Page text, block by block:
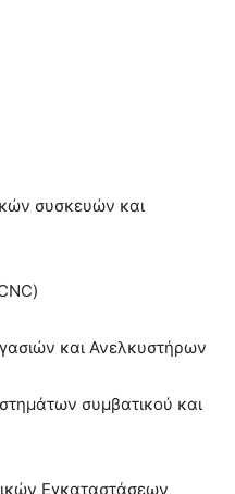
συσκευών και
και Ανελκυστήρων
συμβατικού και
Εγκαταστάσεων